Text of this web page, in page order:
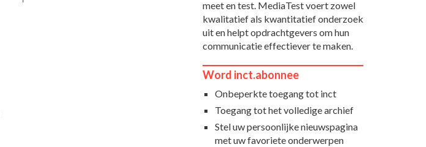
meet en test. MediaTest voert zowel
kwalitatief als kwantitatief onderzoek
uit en helpt opdrachtgevers om hun
communicatie effectiever te maken.
Word inct.abonnee
Onbeperkte toegang tot inct
Toegang tot het volledige archief
Stel uw persoonlijke nieuwspagina
met uw favoriete onderwerpen